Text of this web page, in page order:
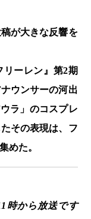
が大きな反響を
リーレン』第2期
ウンサーの河出
ラ」のコスプレ
その表現は、フ
めた。
時から放送です